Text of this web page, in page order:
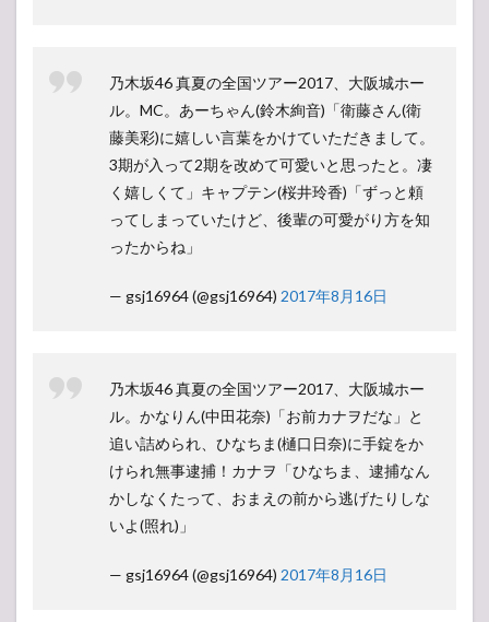
乃木坂46 真夏の全国ツアー2017、大阪城ホー
ル。MC。あーちゃん(鈴木絢音)「衛藤さん(衛
藤美彩)に嬉しい言葉をかけていただきまして。
3期が入って2期を改めて可愛いと思ったと。凄
く嬉しくて」キャプテン(桜井玲香)「ずっと頼
ってしまっていたけど、後輩の可愛がり方を知
ったからね」
— gsj16964 (@gsj16964) 2017年8月16日
乃木坂46 真夏の全国ツアー2017、大阪城ホー
ル。かなりん(中田花奈)「お前カナヲだな」と
追い詰められ、ひなちま(樋口日奈)に手錠をか
けられ無事逮捕！カナヲ「ひなちま、逮捕なん
かしなくたって、おまえの前から逃げたりしな
いよ(照れ)」
— gsj16964 (@gsj16964) 2017年8月16日